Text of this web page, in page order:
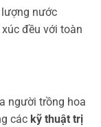
nước
đều với toàn
người trồng hoa
các kỹ thuật trị